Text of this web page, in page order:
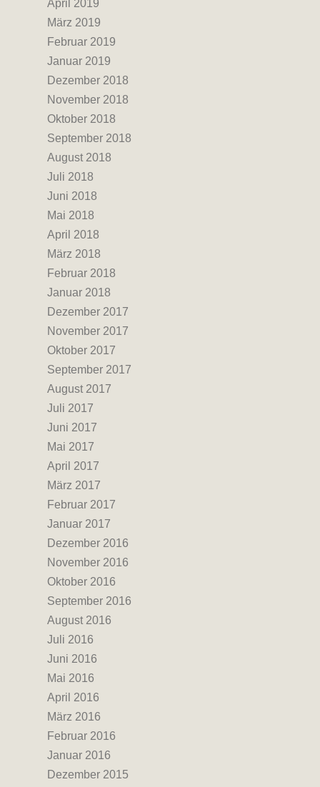
April 2019
März 2019
Februar 2019
Januar 2019
Dezember 2018
November 2018
Oktober 2018
September 2018
August 2018
Juli 2018
Juni 2018
Mai 2018
April 2018
März 2018
Februar 2018
Januar 2018
Dezember 2017
November 2017
Oktober 2017
September 2017
August 2017
Juli 2017
Juni 2017
Mai 2017
April 2017
März 2017
Februar 2017
Januar 2017
Dezember 2016
November 2016
Oktober 2016
September 2016
August 2016
Juli 2016
Juni 2016
Mai 2016
April 2016
März 2016
Februar 2016
Januar 2016
Dezember 2015